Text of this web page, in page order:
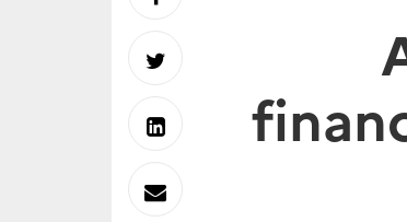
sur
Facebook
Partager
sur
Partager
sur
Envoyer